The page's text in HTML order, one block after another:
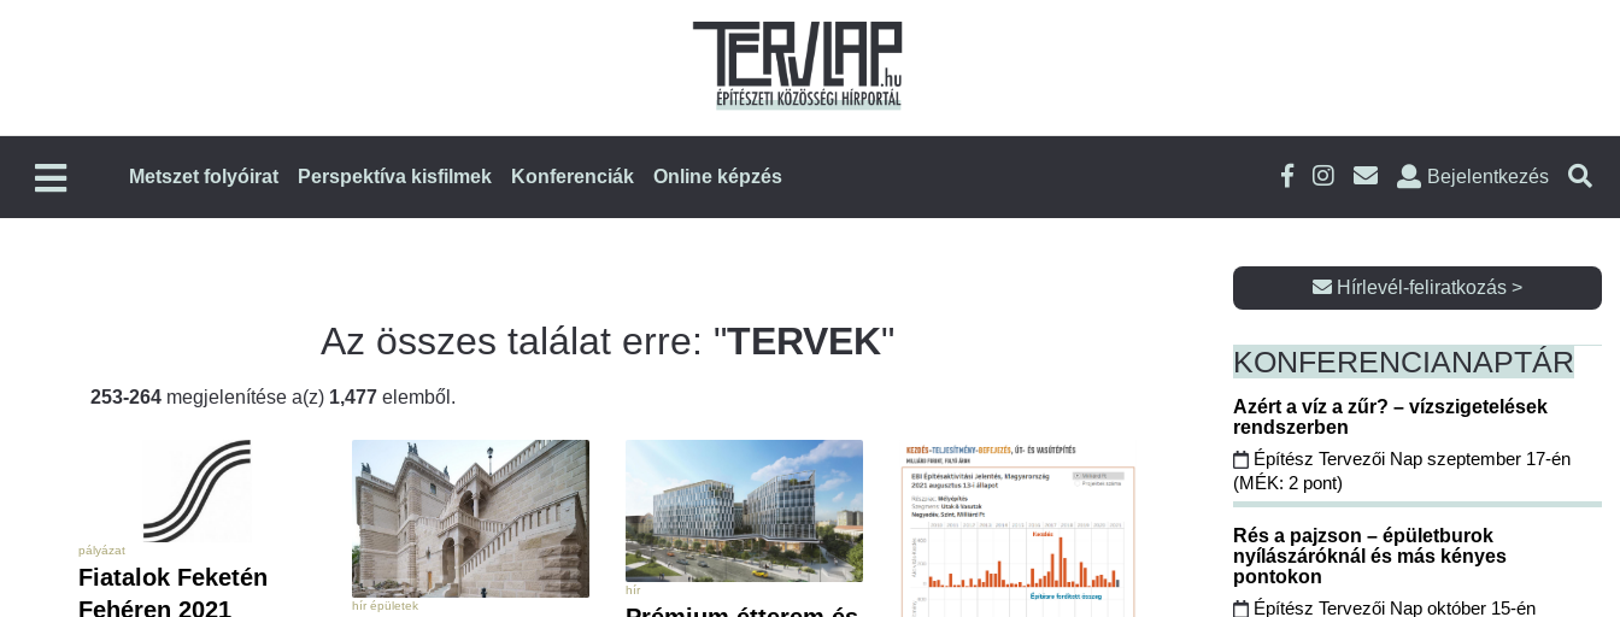
Metszet folyóirat Perspektíva kisfilmek Konferenciák Online képzés Bejelentkezés
Az összes találat erre: "TERVEK"
253-264 megjelenítése a(z) 1,477 elemből.
pályázat
Fiatalok Feketén
Fehéren 2021
hír épületek
hír
Hírlevél-feliratkozás >
KONFERENCIANAPTÁR
Azért a víz a zűr? – vízszigetelések
rendszerben
Építész Tervezői Nap szeptember 17-én
(MÉK: 2 pont)
Rés a pajzson – épületburok
nyílászáróknál és más kényes
pontokon
Építész Tervezői Nap október 15-én